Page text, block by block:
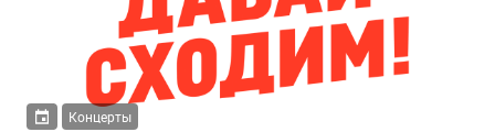
Концерты